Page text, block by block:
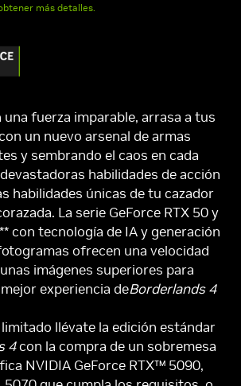
más detalles.
fuerza imparable, arrasa a tus
un nuevo arsenal de armas
y sembrando el caos en cada
habilidades de acción
habilidades únicas de tu cazador
La serie GeForce RTX 50 y
con tecnología de IA y generación
ofrecen una velocidad
imágenes superiores para
experiencia deBorderlands 4
llévate la edición estándar
4con la compra de un sobremesa
NVIDIA GeForce RTX™ 5090,